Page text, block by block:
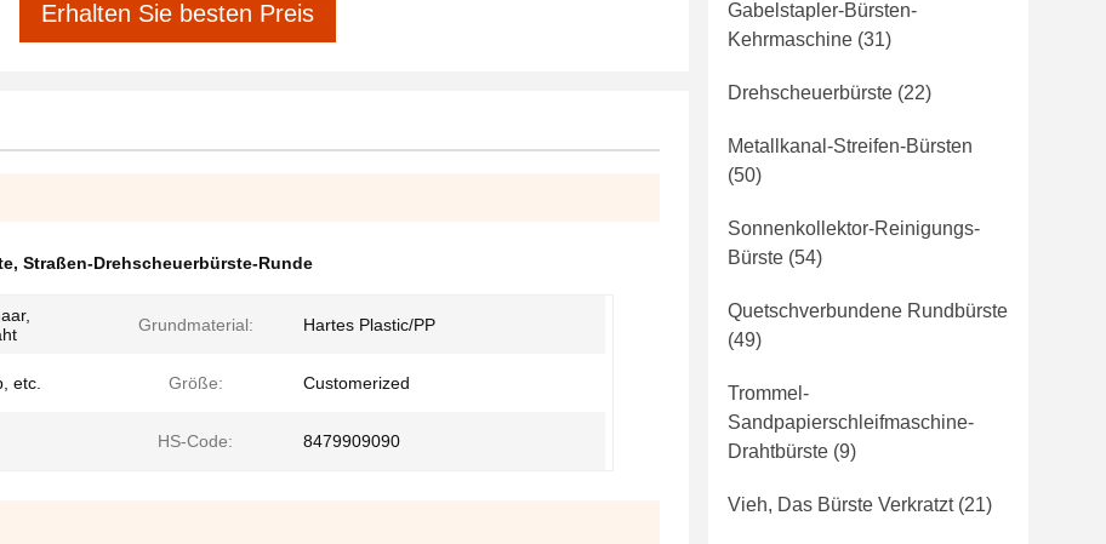
Erhalten Sie besten Preis
, Straßen-Drehscheuerbürste-Runde
Grundmaterial: Hartes Plastic/PP
etc. Größe: Customerized
HS-Code: 8479909090
Gabelstapler-Bürsten-
Kehrmaschine (31)
Drehscheuerbürste (22)
Metallkanal-Streifen-Bürsten
(50)
Sonnenkollektor-Reinigungs-
Bürste (54)
Quetschverbundene Rundbürste
(49)
Trommel-
Sandpapierschleifmaschine-
Drahtbürste (9)
Vieh, Das Bürste Verkratzt(21)